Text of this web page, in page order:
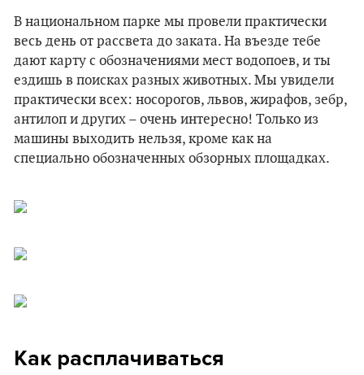
В национальном парке мы провели практически
весь день от рассвета до заката. На въезде тебе
дают карту с обозначениями мест водопоев, и ты
ездишь в поисках разных животных. Мы увидели
практически всех: носорогов, львов, жирафов, зебр,
антилоп и других – очень интересно! Только из
машины выходить нельзя, кроме как на
специально обозначенных обзорных площадках.
Как расплачиваться